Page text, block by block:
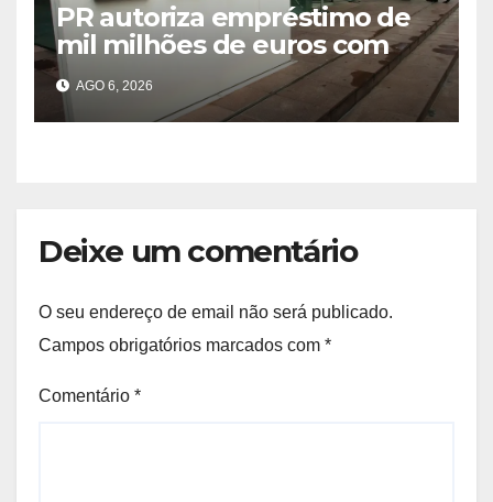
PR autoriza empréstimo de
mil milhões de euros com
Société Générale para o PIP
AGO 6, 2026
Deixe um comentário
O seu endereço de email não será publicado.
Campos obrigatórios marcados com *
Comentário *